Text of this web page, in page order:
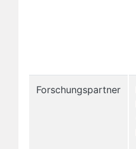
Forschungspartner